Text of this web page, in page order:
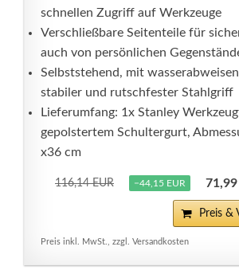
schnellen Zugriff auf Werkzeuge
Verschließbare Seitenteile für
auch von persönlichen
Selbststehend, mit
stabiler und rutschfester Stahlgriff
Lieferumfang: 1x Stanley
gepolstertem Schultergurt,
x36 cm
116,14 EUR −44,15 EUR 71,99
Preis &
Preis inkl. MwSt., zzgl. Versandkosten